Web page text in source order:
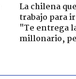
La chilena
trabajo para
"Te entrega
millonario,